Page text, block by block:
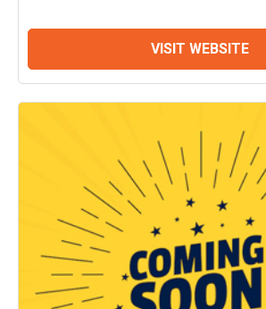
VISIT WEBSITE